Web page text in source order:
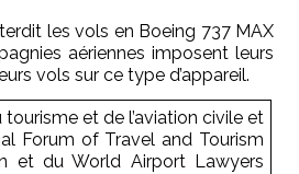
les vols en Boeing 737 MAX
aériennes imposent leurs
vols sur ce type d’appareil.
et de l’aviation civile et
Forum of Travel and Tourism
et du World Airport Lawyers